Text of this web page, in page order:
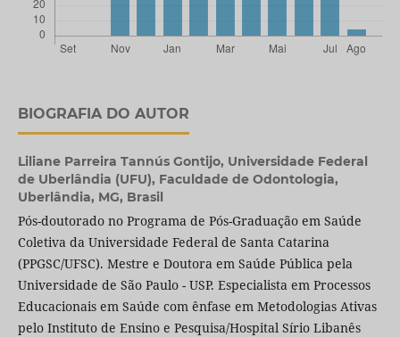
BIOGRAFIA DO AUTOR
Liliane Parreira Tannús Gontijo, Universidade Federal
de Uberlândia (UFU), Faculdade de Odontologia,
Uberlândia, MG, Brasil
Pós-doutorado no Programa de Pós-Graduação em Saúde
Coletiva da Universidade Federal de Santa Catarina
(PPGSC/UFSC). Mestre e Doutora em Saúde Pública pela
Universidade de São Paulo - USP. Especialista em Processos
Educacionais em Saúde com ênfase em Metodologias Ativas
pelo Instituto de Ensino e Pesquisa/Hospital Sírio Libanês